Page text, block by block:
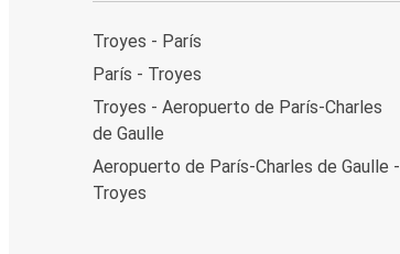
Troyes - París
París - Troyes
Troyes - Aeropuerto de París-Charles
de Gaulle
Aeropuerto de París-Charles de Gaulle -
Troyes